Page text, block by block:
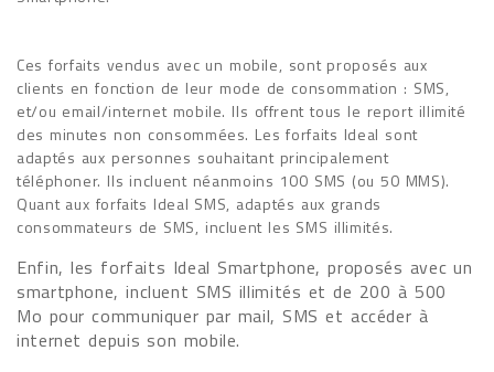
Ces forfaits vendus avec un mobile, sont proposés aux
clients en fonction de leur mode de consommation : SMS,
et/ou email/internet mobile. Ils offrent tous le report illimité
des minutes non consommées. Les forfaits Ideal sont
adaptés aux personnes souhaitant principalement
téléphoner. Ils incluent néanmoins 100 SMS (ou 50 MMS).
Quant aux forfaits Ideal SMS, adaptés aux grands
consommateurs de SMS, incluent les SMS illimités.
Enfin, les forfaits Ideal Smartphone, proposés avec un
smartphone, incluent SMS illimités et de 200 à 500
Mo pour communiquer par mail, SMS et accéder à
internet depuis son mobile.